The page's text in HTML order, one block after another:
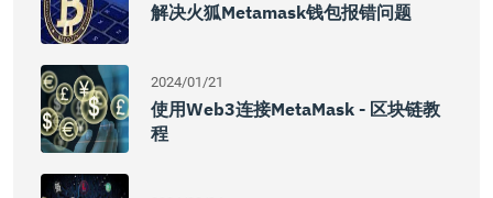
解决火狐Metamask钱包报错问题
2024/01/21
使用Web3连接MetaMask - 区块链教
程